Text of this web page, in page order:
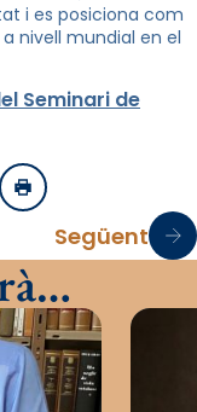
i es posiciona com
nivell mundial en el
Seminari de
Imprimir
Següent